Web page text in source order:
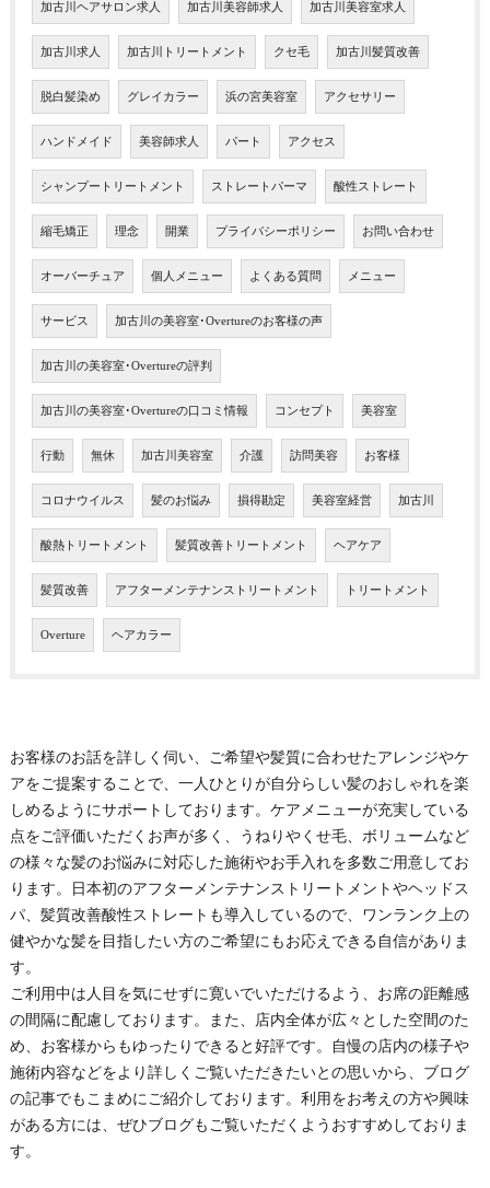
加古川ヘアサロン求人 加古川美容師求人 加古川美容室求人
加古川求人 加古川トリートメント クセ毛 加古川髪質改善
脱白髪染め グレイカラー 浜の宮美容室 アクセサリー
ハンドメイド 美容師求人 パート アクセス
シャンプートリートメント ストレートパーマ 酸性ストレート
縮毛矯正 理念 開業 プライバシーポリシー お問い合わせ
オーバーチュア 個人メニュー よくある質問 メニュー
サービス 加古川の美容室･Overtureのお客様の声
加古川の美容室･Overtureの評判
加古川の美容室･Overtureの口コミ情報 コンセプト 美容室
行動 無休 加古川美容室 介護 訪問美容 お客様
コロナウイルス 髪のお悩み 損得勘定 美容室経営 加古川
酸熱トリートメント 髪質改善トリートメント ヘアケア
髪質改善 アフターメンテナンストリートメント トリートメント
Overture ヘアカラー
お客様のお話を詳しく伺い、ご希望や髪質に合わせたアレンジやケ
アをご提案することで、一人ひとりが自分らしい髪のおしゃれを楽
しめるようにサポートしております。ケアメニューが充実している
点をご評価いただくお声が多く、うねりやくせ毛、ボリュームなど
の様々な髪のお悩みに対応した施術やお手入れを多数ご用意してお
ります。日本初のアフターメンテナンストリートメントやヘッドス
パ、髪質改善酸性ストレートも導入しているので、ワンランク上の
健やかな髪を目指したい方のご希望にもお応えできる自信がありま
す。
ご利用中は人目を気にせずに寛いでいただけるよう、お席の距離感
の間隔に配慮しております。また、店内全体が広々とした空間のた
め、お客様からもゆったりできると好評です。自慢の店内の様子や
施術内容などをより詳しくご覧いただきたいとの思いから、ブログ
の記事でもこまめにご紹介しております。利用をお考えの方や興味
がある方には、ぜひブログもご覧いただくようおすすめしておりま
す。